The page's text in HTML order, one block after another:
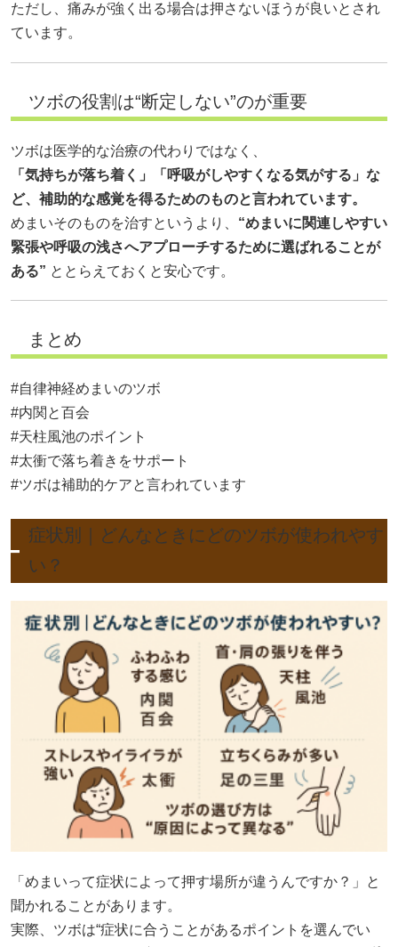
ただし、痛みが強く出る場合は押さないほうが良いとされ
ています。
ツボの役割は“断定しない”のが重要
ツボは医学的な治療の代わりではなく、
「気持ちが落ち着く」「呼吸がしやすくなる気がする」な
ど、補助的な感覚を得るためのものと言われています。
めまいそのものを治すというより、 “めまいに関連しやすい
緊張や呼吸の浅さへアプローチするために選ばれることが
ある” ととらえておくと安心です。
まとめ
#自律神経めまいのツボ
#内関と百会
#天柱風池のポイント
#太衝で落ち着きをサポート
#ツボは補助的ケアと言われています
症状別｜どんなときにどのツボが使われやす
い？
「めまいって症状によって押す場所が違うんですか？」と
聞かれることがあります。
実際、ツボは“症状に合うことがあるポイントを選んでい